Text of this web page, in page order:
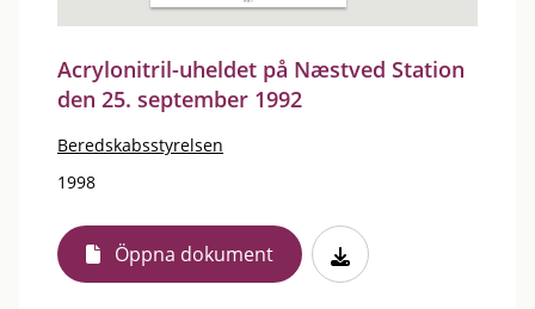
Acrylonitril-uheldet på Næstved Station
den 25. september 1992
Beredskabsstyrelsen
1998
Öppna dokument